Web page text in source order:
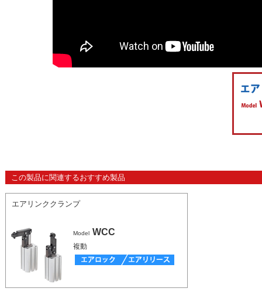
この製品に関連するおすすめ製品
エアリンククランプ
Model WCC
複動